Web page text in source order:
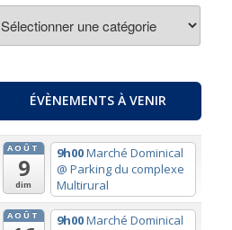
PAR
ÉVÈNEMENTS À VENIR
AOÛT
9
dim
9h00Marché Dominical
@ Parking du complexe
Multirural
AOÛT 9h00Marché Dominical